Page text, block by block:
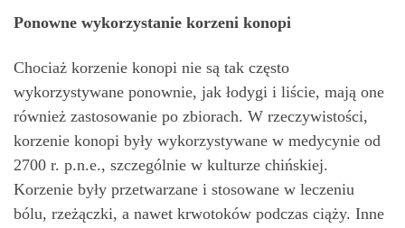
Ponowne wykorzystanie korzeni konopi
Chociaż korzenie konopi nie są tak często
wykorzystywane ponownie, jak łodygi i liście, mają one
również zastosowanie po zbiorach. W rzeczywistości,
korzenie konopi były wykorzystywane w medycynie od
2700 r. p.n.e., szczególnie w kulturze chińskiej.
Korzenie były przetwarzane i stosowane w leczeniu
bólu, rzeżączki, a nawet krwotoków podczas ciąży. Inne